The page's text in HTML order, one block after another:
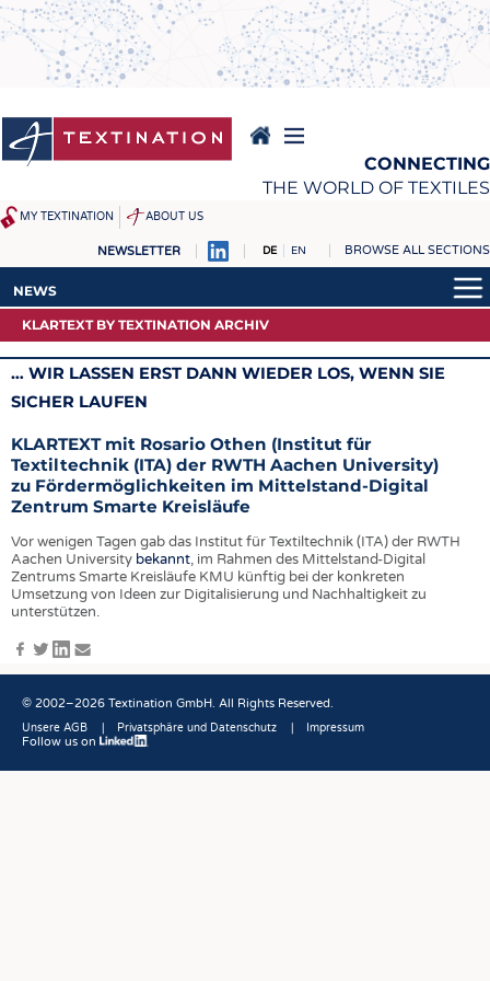
Direkt
zum
Inhalt
CONNECTING
THE WORLD OF TEXTILES
MY TEXTINATION ABOUT US
NEWSLETTER DE EN BROWSE ALL SECTIONS
NEWS
AKTUELLES
KLARTEXT BY TEXTINATION
TEXTINATION NEWSLINE
TEXTILE LEADERSHIP
FASERN
GARNE
GESTRICKE & GEWIRKE
VLIESSTOFFE
COMPOSITES
VEREDLUNG
TEXTILMASCHINENBAU
SENSORIK
KRÜGER PERSONAL
HEADHUNTING
NEWS
AKTUELLES
KLARTEXT BY TEXTINATION
ARCHIV
KLARTEXT BY TEXTINATION ARCHIV
… WIR LASSEN ERST DANN WIEDER LOS, WENN SIE
SICHER LAUFEN
KLARTEXT mit Rosario Othen (Institut für
Textiltechnik (ITA) der RWTH Aachen University)
zu Fördermöglichkeiten im Mittelstand-Digital
Zentrum Smarte Kreisläufe
Vor wenigen Tagen gab das Institut für Textiltechnik (ITA) der RWTH
Aachen University bekannt, im Rahmen des Mittelstand-Digital
Zentrums Smarte Kreisläufe KMU künftig bei der konkreten
Umsetzung von Ideen zur Digitalisierung und Nachhaltigkeit zu
unterstützen.
Facebook
TwitterLinkedIn
© 2002–2026 Textination GmbH. All Rights Reserved.
Fußbereich
Unsere AGB Privatsphäre und Datenschutz Impressum
Follow us on